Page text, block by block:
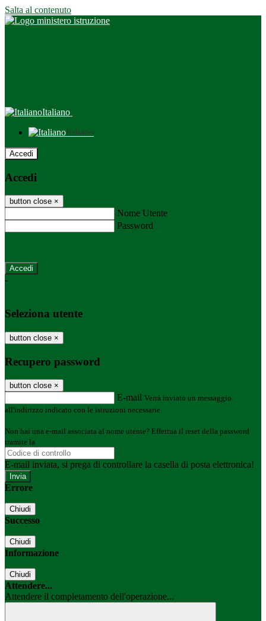
Salta al contenuto
Italiano
Italiano
Accedi
Accedi
button close ×
Nome Utente
Password
-
Seleziona utente
button close ×
Recupero password
button close ×
E-mail Verrà inviato un messaggio
all'indirizzo indicato con le istruzioni necessarie.
Non hai una e-mail associata al nome utente? Effettua il reset della password
tramite la
E-mail inviata, si prega di controllare la casella di posta elettronica!
Errore
Chiudi
Successo
Chiudi
Informazione
Chiudi
Attendere...
Attendere il completamento dell'operazione...